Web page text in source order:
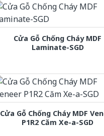
Cửa Gỗ Chống Cháy MDF
Laminate-SGD
Cửa Gỗ Chống Cháy MDF
P1R2 Căm Xe-a-SGD